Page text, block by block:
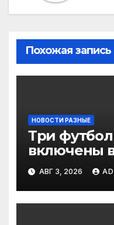
Похожая запись
НОВОСТИ РАЗНЫЕ
Три
включены
2‑го тура
ПРЕМЬЕР
АВГ 3, 2026